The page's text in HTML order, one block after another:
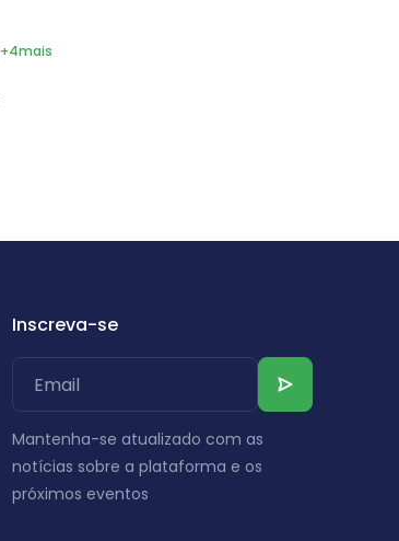
+4mais
Inscreva-se
Mantenha-se atualizado com as
notícias sobre a plataforma e os
próximos eventos